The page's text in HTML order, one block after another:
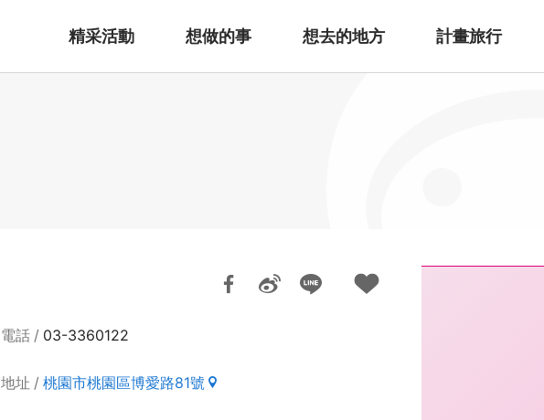
精采活動 想做的事 想去的地方 計畫旅行
電話 03-3360122
地址 桃園市桃園區博愛路81號
:::